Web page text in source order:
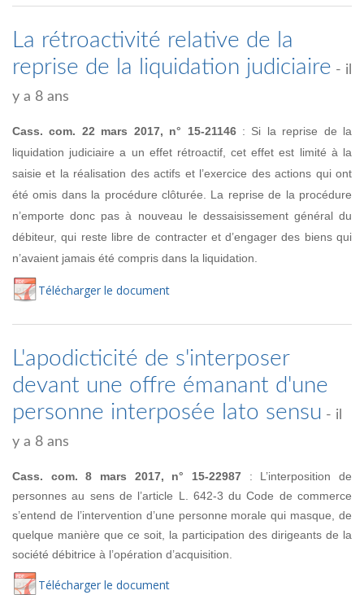
La rétroactivité relative de la
reprise de la liquidation judiciaire - il
y a 8 ans
Cass. com. 22 mars 2017, n° 15-21146: Si la reprise de la
liquidation judiciaire a un effet rétroactif, cet effet est limité à la
saisie et la réalisation des actifs et l’exercice des actions qui ont
été omis dans la procédure clôturée. La reprise de la procédure
n’emporte donc pas à nouveau le dessaisissement général du
débiteur, qui reste libre de contracter et d’engager des biens qui
n’avaient jamais été compris dans la liquidation.
Télécharger le document
L'apodicticité de s'interposer
devant une offre émanant d'une
personne interposée lato sensu - il
y a 8 ans
Cass. com. 8 mars 2017, n° 15-22987 : L’interposition de
personnes au sens de l’article L. 642-3 du Code de commerce
s’entend de l’intervention d’une personne morale qui masque, de
quelque manière que ce soit, la participation des dirigeants de la
société débitrice à l’opération d’acquisition.
Télécharger le document